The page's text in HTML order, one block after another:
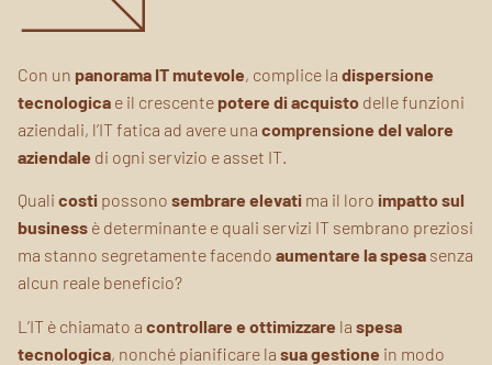
Con un panorama IT mutevole, complice la dispersione
tecnologica e il crescente potere di acquisto delle funzioni
aziendali, l’IT fatica ad avere una comprensione del valore
aziendale di ogni servizio e asset IT.
Quali costi possono sembrare elevati ma il loro impatto sul
business è determinante e quali servizi IT sembrano preziosi
ma stanno segretamente facendo aumentare la spesa senza
alcun reale beneficio?
L’IT è chiamato a controllare e ottimizzare la spesa
tecnologica, nonché pianificare la sua gestione in modo